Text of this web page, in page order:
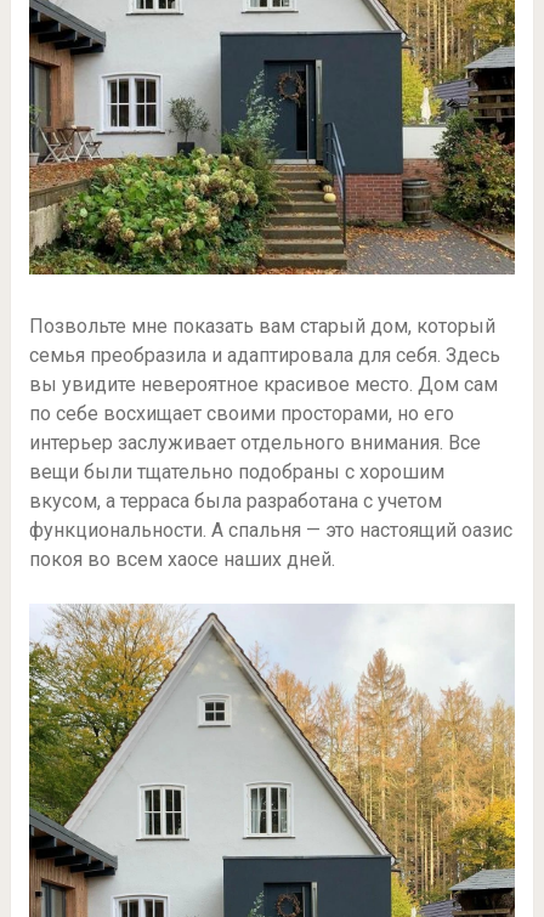
Позвольте мне показать вам старый дом, который
семья преобразила и адаптировала для себя. Здесь
вы увидите невероятное красивое место. Дом сам
по себе восхищает своими просторами, но его
интерьер заслуживает отдельного внимания. Все
вещи были тщательно подобраны с хорошим
вкусом, а терраса была разработана с учетом
функциональности. А спальня — это настоящий оазис
покоя во всем хаосе наших дней.